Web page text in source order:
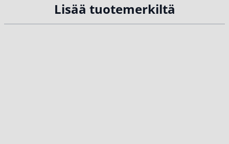
Lisää tuotemerkiltä